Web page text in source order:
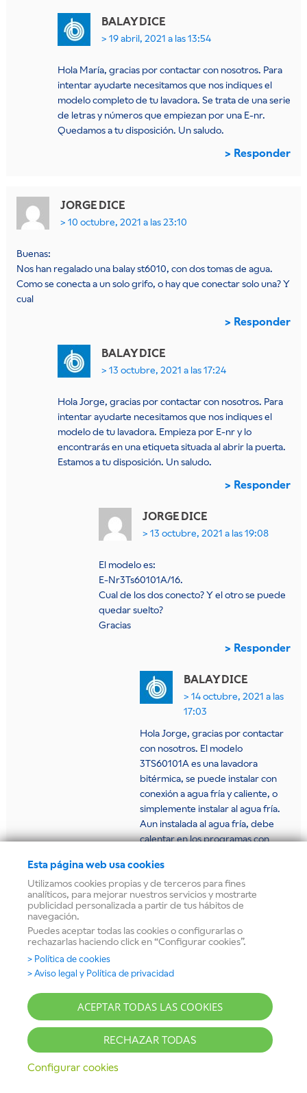
Esta página web usa cookies
Utilizamos cookies propias y de terceros para fines
analíticos, para mejorar nuestros servicios y mostrarte
publicidad personalizada a partir de tus hábitos de
navegación.
Puedes aceptar todas las cookies o configurarlas o
rechazarlas haciendo click en “Configurar cookies”.
> Política de cookies
> Aviso legal y Política de privacidad
ACEPTAR TODAS LAS COOKIES
RECHAZAR TODAS
Configurar cookies
BALAYDICE
19 abril, 2021 a las 13:54
Hola María, gracias por contactar con nosotros. Para
intentar ayudarte necesitamos que nos indiques el
modelo completo de tu lavadora. Se trata de una serie
de letras y números que empiezan por una E-nr.
Quedamos a tu disposición. Un saludo.
Responder
JORGE DICE
10 octubre, 2021 a las 23:10
Buenas:
Nos han regalado una balay st6010, con dos tomas de agua.
Como se conecta a un solo grifo, o hay que conectar solo una? Y
cual
Responder
BALAYDICE
13 octubre, 2021 a las 17:24
Hola Jorge, gracias por contactar con nosotros. Para
intentar ayudarte necesitamos que nos indiques el
modelo de tu lavadora. Empieza por E-nr y lo
encontrarás en una etiqueta situada al abrir la puerta.
Estamos a tu disposición. Un saludo.
Responder
JORGE DICE
13 octubre, 2021 a las 19:08
El modelo es:
E-Nr3Ts60101A/16.
Cual de los dos conecto? Y el otro se puede
quedar suelto?
Gracias
Responder
BALAYDICE
14 octubre, 2021 a las
17:03
Hola Jorge, gracias por contactar
con nosotros. El modelo
3TS60101A es una lavadora
bitérmica, se puede instalar con
conexión a agua fría y caliente, o
simplemente instalar al agua fría.
Aun instalada al agua fría, debe
calentar en los programas con
pasos para una correcta instalación
en el manual de instrucciones
Quedamos a tu disposición. Un
saludo.
Responder
11 octubre, 2021 a las 19:09
Me podiais mandar las instrucciones de la lavadora.
E-Nr3Ts60101A/16.
Gracias